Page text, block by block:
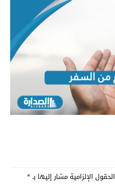
الحقول الإلزامية مشار إليها بـ*